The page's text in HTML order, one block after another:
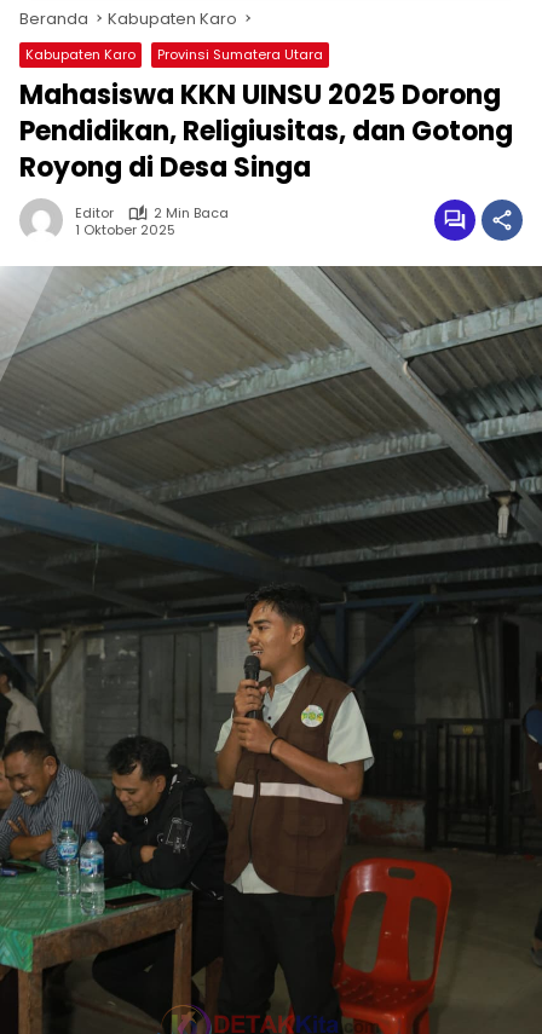
Beranda Kabupaten Karo
Kabupaten Karo Provinsi Sumatera Utara
Mahasiswa KKN UINSU 2025 Dorong
Pendidikan, Religiusitas, dan Gotong
Royong di Desa Singa
Editor
2 Min Baca
1 Oktober 2025